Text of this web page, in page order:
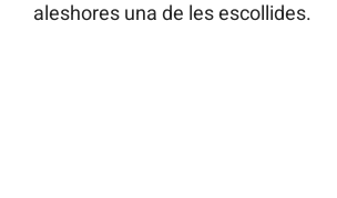
aleshores una de les escollides.